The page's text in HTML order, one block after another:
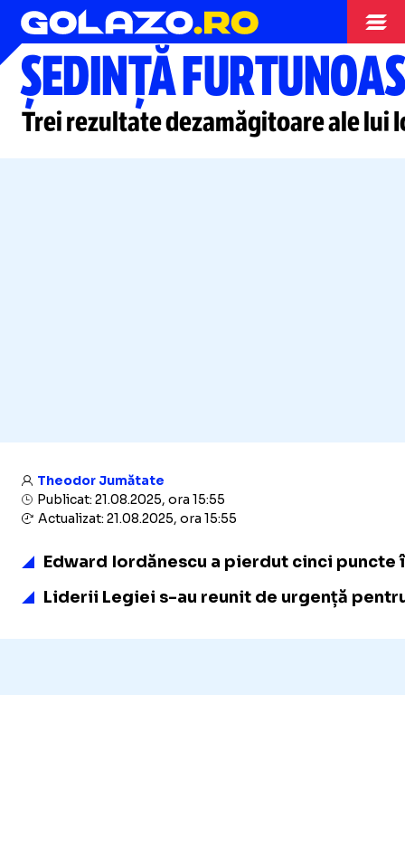
Campionate
ȘEDINȚĂ
Trei rezultate dezamăgitoare ale lui
Theodor Jumătate
Publicat: 21.08.2025, ora 15:55
Actualizat: 21.08.2025, ora 15:55
Edward Iordănescu a pierdut cinci puncte
Liderii Legiei s-au reunit de urgență